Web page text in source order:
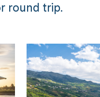
exist in
round trip.